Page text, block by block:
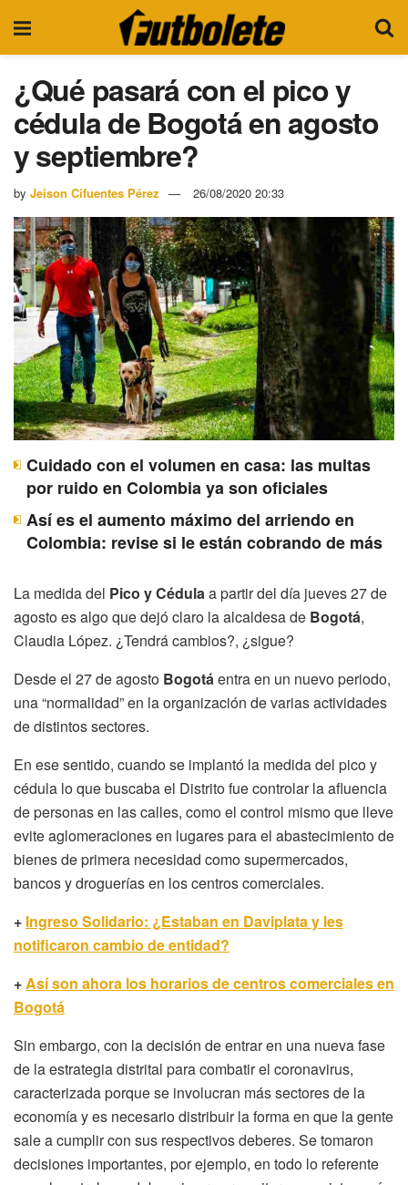
¿Qué pasará con el pico y
cédula de Bogotá en agosto
y septiembre?
by Jeison Cifuentes Pérez 26/08/2020 20:33
Cuidado con el volumen en casa: las multas
por ruido en Colombia ya son oficiales
Así es el aumento máximo del arriendo en
Colombia: revise si le están cobrando de más
La medida del Pico y Cédulaa partir del día jueves 27 de
agosto es algo que dejó claro la alcaldesa de Bogotá,
Claudia López. ¿Tendrá cambios?, ¿sigue?
Desde el 27 de agosto Bogotáentra en un nuevo periodo,
una “normalidad” en la organización de varias actividades
de distintos sectores.
En ese sentido, cuando se implantó la medida del pico y
cédula lo que buscaba el Distrito fue controlar la afluencia
de personas en las calles, como el control mismo que lleve
evite aglomeraciones en lugares para el abastecimiento de
bienes de primera necesidad como supermercados,
bancos y droguerías en los centros comerciales.
+ Ingreso Solidario: ¿Estaban en Daviplata y les
notificaron cambio de entidad?
+Así son ahora los horarios de centros comerciales en
Bogotá
Sin embargo, con la decisión de entrar en una nueva fase
de la estrategia distrital para combatir el coronavirus,
caracterizada porque se involucran más sectores de la
economía y es necesario distribuir la forma en que la gente
sale a cumplir con sus respectivos deberes. Se tomaron
decisiones importantes, por ejemplo, en todo lo referente